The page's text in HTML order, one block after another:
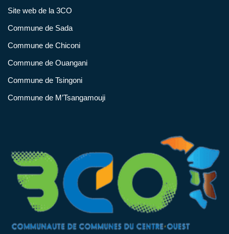
Site web de la 3CO
Commune de Sada
Commune de Chiconi
Commune de Ouangani
Commune de Tsingoni
Commune de M’Tsangamouji